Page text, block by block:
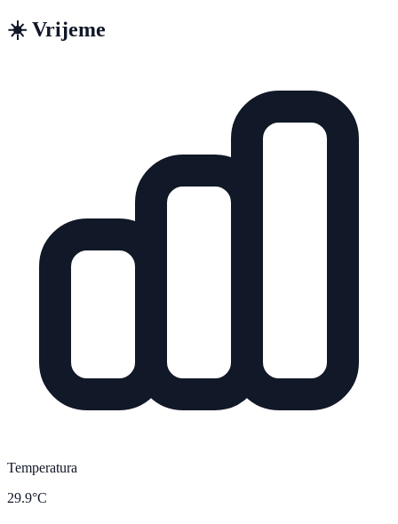
☀️ Vrijeme
Temperatura
29.9°C